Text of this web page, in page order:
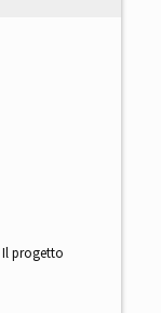
Il progetto